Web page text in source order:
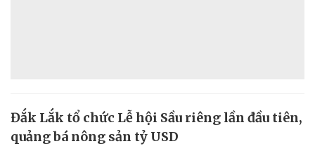
Đắk Lắk tổ chức Lễ hội Sầu riêng lần đầu tiên,
quảng bá nông sản tỷ USD